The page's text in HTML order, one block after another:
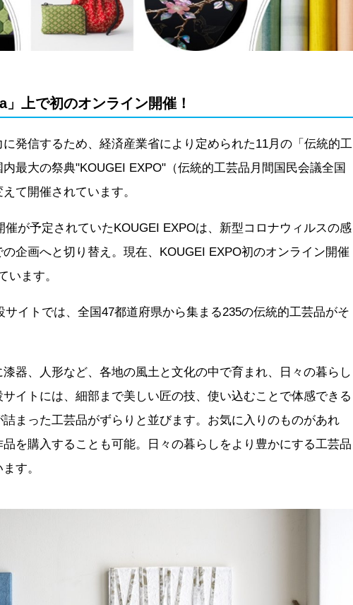
上で初のオンライン開催！
発信するため、経済産業省により定められた11月の「伝統的工
最大の祭典"KOUGEI EXPO"（伝統的工芸品月間国民会議全国
て開催されています。
が予定されていたKOUGEI EXPOは、新型コロナウィルスの感
企画へと切り替え。現在、KOUGEI EXPO初のオンライン開催
います。
サイトでは、全国47都道府県から集まる235の伝統的工芸品がそ
器、人形など、各地の風土と文化の中で育まれ、日々の暮らし
イトには、細部まで美しい匠の技、使い込むことで体感できる
まった工芸品がずらりと並びます。お気に入りのものがあれ
を購入することも可能。日々の暮らしをより豊かにする工芸品
す。